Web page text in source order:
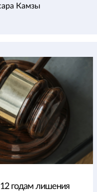
Камзы
годам лишения